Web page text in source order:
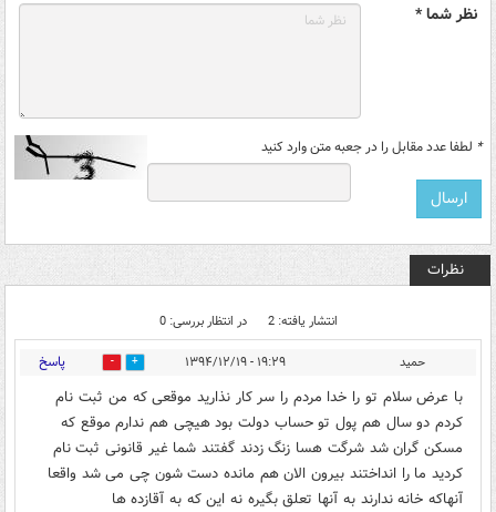
نظر شما *
* لطفا عدد مقابل را در جعبه متن وارد کنید
نظرات
انتشار یافته: 2 در انتظار بررسی: 0
حمید ۱۹:۲۹ - ۱۳۹۴/۱۲/۱۹ 0 پاسخ
با عرض سلام تو را خدا مردم را سر کار نذارید موقعی که من ثبت نام
کردم دو سال هم پول تو حساب دولت بود هیچی هم ندارم موقع که
مسکن گران شد شرگت هسا زنگ زدند گفتند شما غیر قانونی ثبت نام
کردید ما را انداختند بیرون الان هم مانده دست شون چی می شد واقعا
آنهاکه خانه ندارند به آنها تعلق بگیره نه این که به آقازده ها